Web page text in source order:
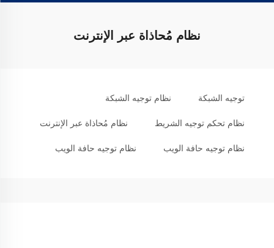
نظام مُحاذاة عبر الإنترنت
توجيه الشبكة نظام توجيه الشبكة
نظام تحكم توجيه الشريط نظام مُحاذاة عبر الإنترنت
نظام توجيه حافة الويب نظام توجيه حافة الويب